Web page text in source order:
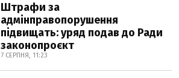
Штрафи за
адмінправопорушення
підвищать: уряд подав до Ради
законопроєкт
7 СЕРПНЯ, 11:23